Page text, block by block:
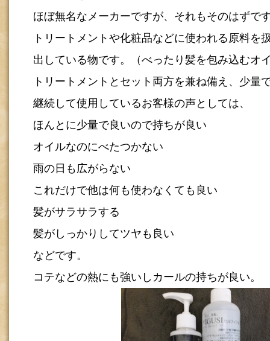
ほぼ無名なメーカーですが、それもそのはずで
トリートメントや化粧品などに使われる原料を
出している物です。（べったり髪を包み込むオ
トリートメントとセット両方を兼ね備え、少量
継続して使用しているお客様の声としては、
ほんとに少量で良いので持ちが良い
オイルなのにべたつかない
雨の日も広がらない
これだけで他は何も使わなくても良い
髪がサラサラする
髪がしっかりしてツヤも良い
などです。
コテなどの熱にも強いしカールの持ちが良い。